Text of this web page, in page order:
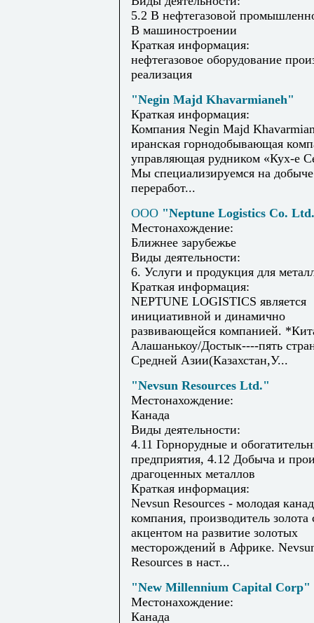
5.2 В нефтегазовой
В машиностроении
Краткая информация:
нефтегазовое оборудование
реализация
"Negin Majd Khavarmianeh"
Краткая информация:
Компания Negin Majd
иранская горнодобывающая
управляющая рудником «Кух-е
Мы специализируемся на
переработ...
ООО "Neptune Logistics Co.
Местонахождение:
Ближнее зарубежье
Виды деятельности:
6. Услуги и продукция для
Краткая информация:
NEPTUNE LOGISTICS является
инициативной и динамично
развивающейся компанией.
Алашанькоу/Достык----пять
Средней Азии(Казахстан,У...
"Nevsun Resources Ltd."
Местонахождение:
Канада
Виды деятельности:
4.11 Горнорудные и
предприятия, 4.12 Добыча и
драгоценных металлов
Краткая информация:
Nevsun Resources - молодая
компания, производитель золота
акцентом на развитие золотых
месторождений в Африке.
Resources в наст...
"New Millennium Capital Corp"
Местонахождение:
Канада